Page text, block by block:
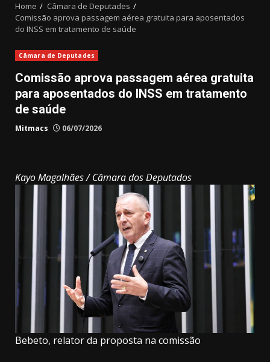
Home
Câmara de Deputades
Comissão aprova passagem aérea gratuita para aposentados
do INSS em tratamento de saúde
Câmara de Deputades
Comissão aprova passagem aérea gratuita
para aposentados do INSS em tratamento
de saúde
Mitmacs 06/07/2026
Kayo Magalhães / Câmara dos Deputados
Bebeto, relator da proposta na comissão